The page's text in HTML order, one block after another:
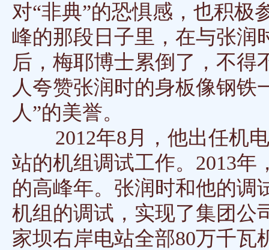
对“非典”的恐惧感，也积极
峰的那段日子里，在与张润
后，梅耶博士累倒了，不得
人夸赞张润时的身板像钢铁
人”的美誉。
2012年8月，他出任机电
站的机组调试工作。2013
的高峰年。张润时和他的调
机组的调试，实现了集团公
家坝右岸电站全部80万千瓦